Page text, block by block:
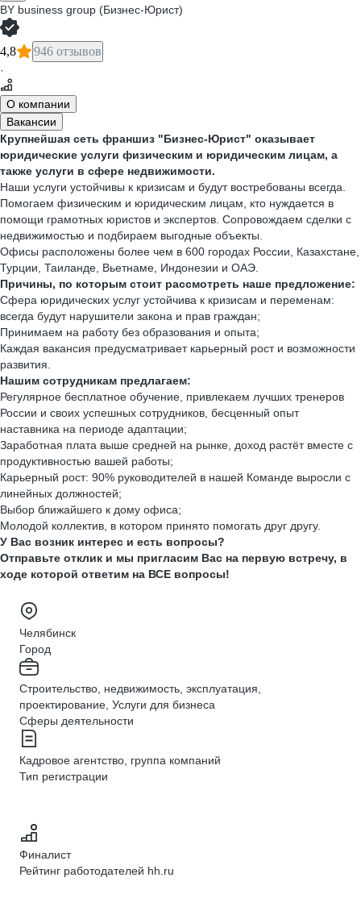
BY business group (Бизнес-Юрист)
4,8 946 отзывов
·
О компании
Вакансии
Крупнейшая сеть франшиз "Бизнес-Юрист" оказывает
юридические услуги физическим и юридическим лицам, а
также услуги в сфере недвижимости.
Наши услуги устойчивы к кризисам и будут востребованы всегда.
Помогаем физическим и юридическим лицам, кто нуждается в
помощи грамотных юристов и экспертов. Сопровождаем сделки с
недвижимостью и подбираем выгодные объекты.
Офисы расположены более чем в 600 городах России, Казахстане,
Турции, Таиланде, Вьетнаме, Индонезии и ОАЭ.
Причины, по которым стоит рассмотреть наше предложение:
Сфера юридических услуг устойчива к кризисам и переменам:
всегда будут нарушители закона и прав граждан;
Принимаем на работу без образования и опыта;
Каждая вакансия предусматривает карьерный рост и возможности
развития.
Нашим сотрудникам предлагаем:
Регулярное бесплатное обучение, привлекаем лучших тренеров
России и своих успешных сотрудников, бесценный опыт
наставника на периоде адаптации;
Заработная плата выше средней на рынке, доход растёт вместе с
продуктивностью вашей работы;
Карьерный рост: 90% руководителей в нашей Команде выросли с
линейных должностей;
Выбор ближайшего к дому офиса;
Молодой коллектив, в котором принято помогать друг другу.
У Вас возник интерес и есть вопросы?
Отправьте отклик и мы пригласим Вас на первую встречу, в
ходе которой ответим на ВСЕ вопросы!
Челябинск
Город
Строительство, недвижимость, эксплуатация,
проектирование, Услуги для бизнеса
Сферы деятельности
Кадровое агентство, группа компаний
Тип регистрации
Финалист
Рейтинг работодателей hh.ru